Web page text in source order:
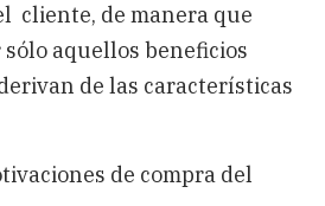
cliente, de manera que
aquellos beneficios
de las características
de compra del